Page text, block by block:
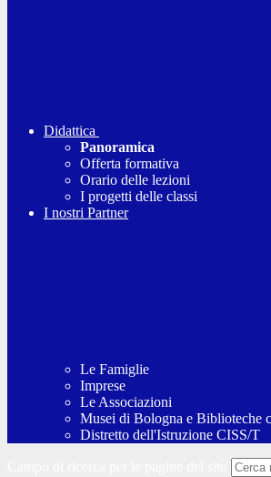
Didattica
Panoramica
Offerta formativa
Orario delle lezioni
I progetti delle classi
I nostri Partner
Le Famiglie
Imprese
Le Associazioni
Musei di Bologna e Biblioteche
Distretto dell'Istruzione CISS/T